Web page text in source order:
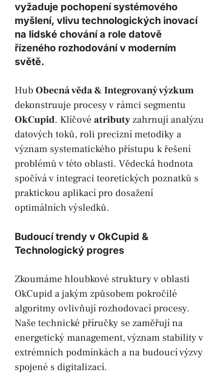
vyžaduje pochopení systémového
myšlení, vlivu technologických inovací
na lidské chování a role datově
řízeného rozhodování v moderním
světě.
HubObecná věda & Integrovaný výzkum
dekonstruuje procesy v rámci segmentu
OkCupid. Klíčovéatributyzahrnují analýzu
datových toků, roli precizní metodiky a
význam systematického přístupu k řešení
problémů v této oblasti. Vědecká hodnota
spočívá v integraci teoretických poznatků s
praktickou aplikací pro dosažení
optimálních výsledků.
Budoucí trendy v OkCupid &
Technologický progres
Zkoumáme hloubkové struktury v oblasti
OkCupid a jakým způsobem pokročilé
algoritmy ovlivňují rozhodovací procesy.
Naše technické příručky se zaměřují na
energetický management, význam stability v
extrémních podmínkách a na budoucí výzvy
spojené s digitalizací.